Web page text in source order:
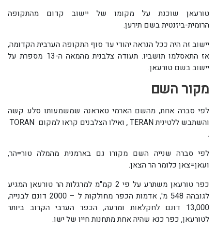
טורעאן שוכנת על מקומו של יישוב קדום מהתקופה
הרומית-ביזנטית בשם תירען.
יישוב זה היה ככל הנראה יהודי עד סוף התקופה הערבית הקדומה,
אז התאסלמו תושביו. תעודה צלבנית מהמאה ה-13 מספרת על
יישוב בשם טורעאן.
מקור השם
לפי סברה אחת, מהשם הארמי טאראנה שמשמעותו סלע קשה
.
לפי סברה שנייה השם מקורו גם בארמנית מהמלה טור=הר,
ועאן=צאן כלומר הר הצאן.
כפר טורעאן משתרע על פי 2 קמ"מ למרגלות הר טורעאן המגיע
לגובהה 548 מ', אדמות הכפר מחולקות ל – 2000 דונם לבנייה,
13,000 דונם לחקלאות ומרעה, הכפר הערבי הקרוב ביותר
לטורעאן, כפר כנא שהיה אחת מתחנות חייו של ישו.